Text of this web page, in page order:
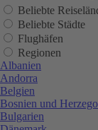
Beliebte
Beliebte Städte
Flughäfen
Regionen
Albanien
Andorra
Belgien
Bosnien und
Bulgarien